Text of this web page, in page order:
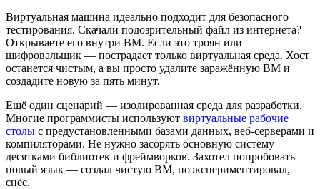
Виртуальная машина идеально подходит для безопасного
тестирования. Скачали подозрительный файл из интернета?
Открываете его внутри ВМ. Если это троян или
шифровальщик — пострадает только виртуальная среда. Хост
останется чистым, а вы просто удалите заражённую ВМ и
создадите новую за пять минут.
Ещё один сценарий — изолированная среда для разработки.
Многие программисты используют виртуальные рабочие
столы с предустановленными базами данных, веб-серверами и
компиляторами. Не нужно засорять основную систему
десятками библиотек и фреймворков. Захотел попробовать
новый язык — создал чистую ВМ, поэкспериментировал,
снёс.